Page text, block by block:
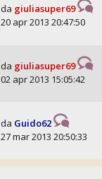
da giuliasuper69
20 apr 2013 20:47:50
da giuliasuper69
02 apr 2013 15:05:42
da Guido62
27 mar 2013 20:50:33